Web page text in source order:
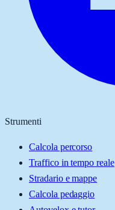
Strumenti
Calcola percorso
Traffico in tempo reale
Stradario e mappe
Calcola pedaggio